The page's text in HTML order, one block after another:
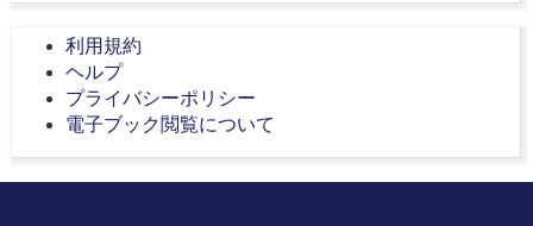
利用規約
ヘルプ
プライバシーポリシー
電子ブック閲覧について